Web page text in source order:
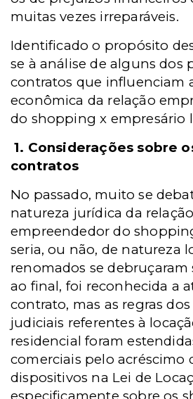
muitas vezes irreparáveis.
Identificado o propósito
se à análise de alguns dos
contratos que influenciam
econômica da relação
do shopping x empresário
1. Considerações sobre
contratos
No passado, muito se
natureza jurídica da
empreendedor do
seria, ou não, de natureza
renomados se debruçaram
ao final, foi reconhecida a
contrato, mas as regras
judiciais referentes à
residencial foram
comerciais pelo acréscimo
dispositivos na Lei de